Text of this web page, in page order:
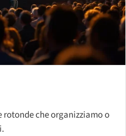
rotonde che organizziamo o